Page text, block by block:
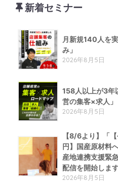
新着セミナー
月新規140人を
み」
2026年8月5日
158人以上が3年
営の集客×求人」
2026年8月5日
【8/6より】「
円】国産原材料
産地連携支援緊
配信を開始しま
2026年8月5日